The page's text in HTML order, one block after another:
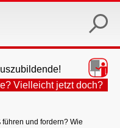
Vielleicht jetzt doch?
und fordern? Wie